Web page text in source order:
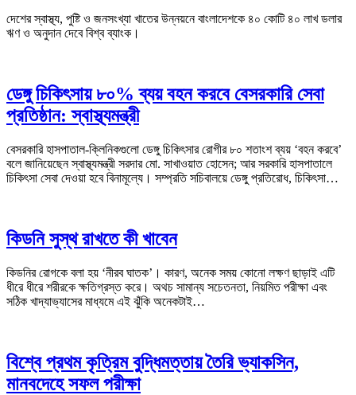
দেশের স্বাস্থ্য, পুষ্টি ও জনসংখ্যা খাতের উন্নয়নে বাংলাদেশকে ৪০ কোটি ৪০ লাখ ডলার
ঋণ ও অনুদান দেবে বিশ্ব ব্যাংক।
ডেঙ্গু চিকিৎসায় ৮০% ব্যয় বহন করবে বেসরকারি সেবা
প্রতিষ্ঠান: স্বাস্থ্যমন্ত্রী
বেসরকারি হাসপাতাল-ক্লিনিকগুলো ডেঙ্গু চিকিৎসার রোগীর ৮০ শতাংশ ব্যয় ‘বহন করবে’
বলে জানিয়েছেন স্বাস্থ্যমন্ত্রী সরদার মো. সাখাওয়াত হোসেন; আর সরকারি হাসপাতালে
চিকিৎসা সেবা দেওয়া হবে বিনামূল্যে। সম্প্রতি সচিবালয়ে ডেঙ্গু প্রতিরোধ, চিকিৎসা…
কিডনি সুস্থ রাখতে কী খাবেন
কিডনির রোগকে বলা হয় ‘নীরব ঘাতক’। কারণ, অনেক সময় কোনো লক্ষণ ছাড়াই এটি
ধীরে ধীরে শরীরকে ক্ষতিগ্রস্ত করে। অথচ সামান্য সচেতনতা, নিয়মিত পরীক্ষা এবং
সঠিক খাদ্যাভ্যাসের মাধ্যমে এই ঝুঁকি অনেকটাই…
বিশ্বে প্রথম কৃত্রিম বুদ্ধিমত্তায় তৈরি ভ্যাকসিন,
মানবদেহে সফল পরীক্ষা